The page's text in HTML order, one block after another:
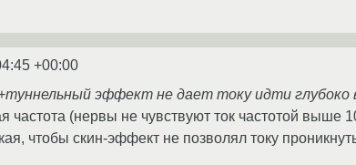
+00:00
эффект не дает току идти глубоко
частота (нервы не чувствуют ток частотой выше
чтобы скин-эффект не позволял току